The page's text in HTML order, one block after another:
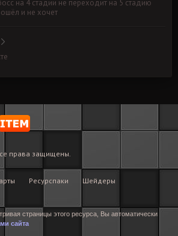
на 4 стадии не переходит на 5 стадию
и не хочет
права защищены.
Ресурспаки
Шейдеры
страницы этого ресурса, Вы автоматически
сайта